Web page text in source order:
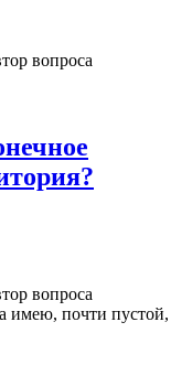
вопроса
вопроса
имею, почти пустой,